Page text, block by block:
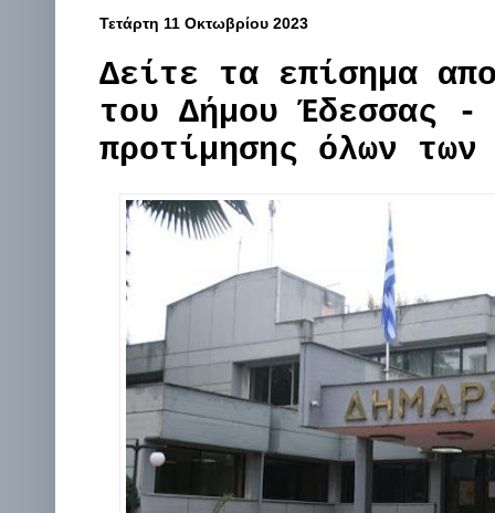
Τετάρτη 11 Οκτωβρίου 2023
Δείτε τα επίσημα
του Δήμου Έδεσσας -
προτίμησης όλων των